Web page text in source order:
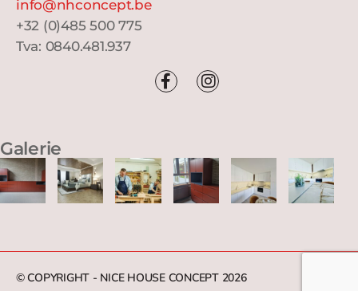
eb.tp
ecnoc
hn@of
ni
+32 (0)485 500 775
Tva: 0840.481.937
Galerie
© COPYRIGHT - NICE HOUSE CONCEPT 2026